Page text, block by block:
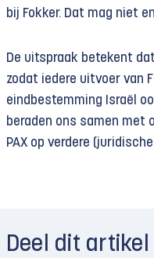
bij Fokker. Dat mag niet
De uitspraak betekent
zodat iedere uitvoer van
eindbestemming Israël
beraden ons samen met
PAX op verdere
Deel dit artikel